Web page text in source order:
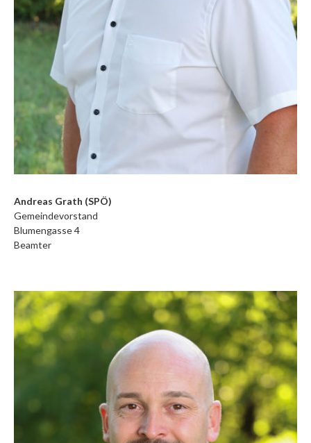
Andreas Grath (SPÖ)
Gemeindevorstand
Blumengasse 4
Beamter